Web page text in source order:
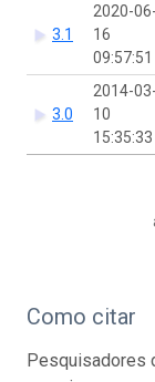
3.1
2020-06-
16
09:57:51
3.0
2014-03-
10
15:35:33
Como citar
Pesquisadores